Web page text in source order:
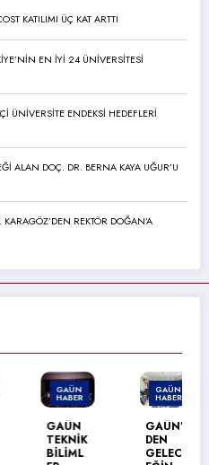
KATILIMI ÜÇ KAT ARTTI
EN İYİ 24 ÜNİVERSİTESİ
ÜNİVERSİTE ENDEKSİ HEDEFLERİ
ALAN DOÇ. DR. BERNA KAYA UĞUR’U
REKTÖR DOĞAN’A
GAÜN
HABER
GAÜN
TEKNİK
BİLİML
GAÜN
HABER
GAÜN’
DEN
GELEC